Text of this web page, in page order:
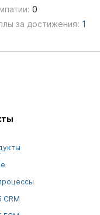
0
за достижения: 1
CRM